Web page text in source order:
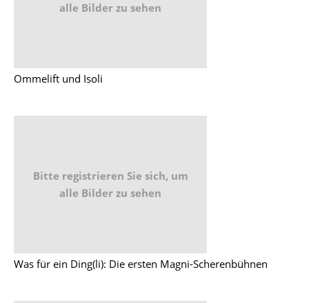
alle Bilder zu sehen
Ommelift und Isoli
Bitte registrieren Sie sich, um
alle Bilder zu sehen
Was für ein Ding(li): Die ersten Magni-Scherenbühnen